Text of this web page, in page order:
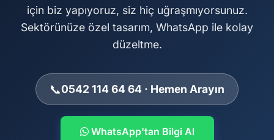
için biz yapıyoruz, siz hiç uğraşmıyorsunuz.
Sektörünüze özel tasarım, WhatsApp ile kolay
düzeltme.
📞0542 114 64 64 · Hemen Arayın
WhatsApp'tan Bilgi Al